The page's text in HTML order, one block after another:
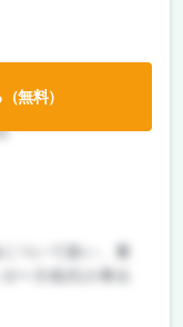
ついて扱い、量
ー方程式の導出
無料）